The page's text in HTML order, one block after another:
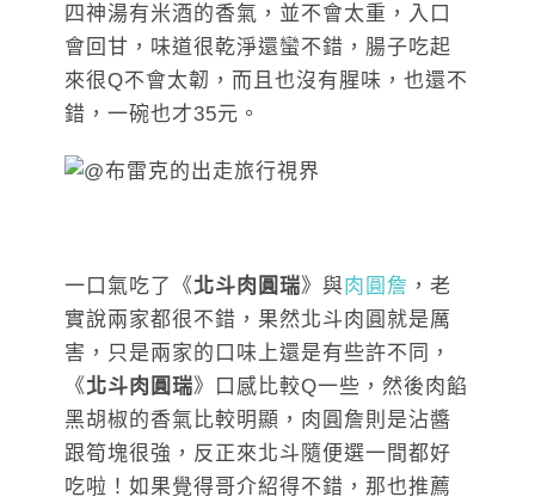
四神湯有米酒的香氣，並不會太重，入口
會回甘，味道很乾淨還蠻不錯，腸子吃起
來很Q不會太韌，而且也沒有腥味，也還不
錯，一碗也才35元。
一口氣吃了《北斗肉圓瑞》與肉圓詹 ，老
實說兩家都很不錯，果然北斗肉圓就是厲
害，只是兩家的口味上還是有些許不同，
《北斗肉圓瑞》口感比較Q一些，然後肉餡
黑胡椒的香氣比較明顯，肉圓詹則是沾醬
跟筍塊很強，反正來北斗隨便選一間都好
吃啦！如果覺得哥介紹得不錯，那也推薦